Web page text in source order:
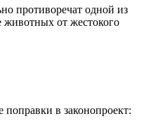
противоречат одной из
животных от жестокого
в законопроект: